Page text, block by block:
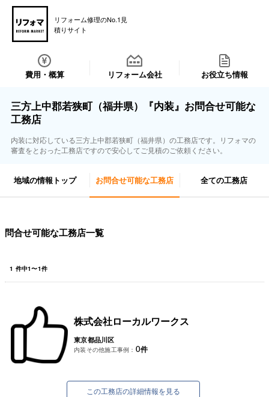
リフォーム修理のNo.1見
積りサイト
費用・概算 リフォーム会社 お役立ち情報
三方上中郡若狭町（福井県）『内装』お問合せ可能な
工務店
内装に対応している三方上中郡若狭町（福井県）の工務店です。リフォマの
審査をとおった工務店ですので安心してご見積のご依頼ください。
地域の情報トップ お問合せ可能な工務店 全ての工務店
問合せ可能な工務店一覧
1 件中1〜1件
株式会社ローカルワークス
東京都品川区
内装その他施工事例： 0件
この工務店の詳細情報を見る